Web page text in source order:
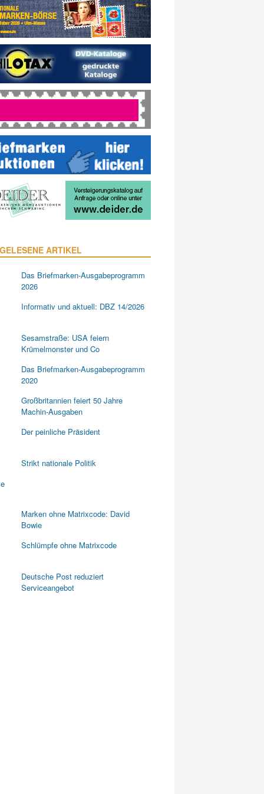
ARTIKEL
Das Briefmarken-Ausgabeprogramm
2026
Informativ und aktuell: DBZ 14/2026
Sesamstraße: USA feiern
Krümelmonster und Co
Das Briefmarken-Ausgabeprogramm
2020
Großbritannien feiert 50 Jahre
Machin-Ausgaben
Der peinliche Präsident
Strikt nationale Politik
Marken ohne Matrixcode: David
Bowie
Schlümpfe ohne Matrixcode
Deutsche Post reduziert
Serviceangebot